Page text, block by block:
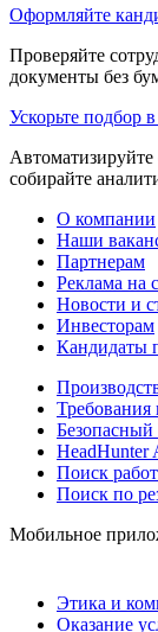
Оформляйте
Проверяйте
документы без
Ускорьте подбор
Автоматизируйте
собирайте
О компании
Наши
Партнерам
Реклама на
Новости и
Инвесторам
Кандидаты
Безопасный
HeadHunter
Поиск
Поиск по
Мобильное
Этика и
Оказание